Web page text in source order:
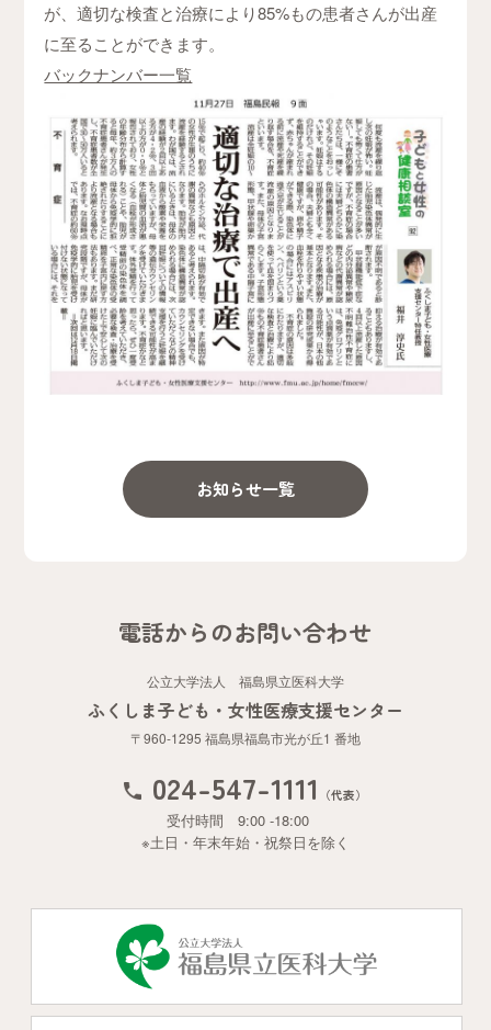
が、適切な検査と治療により85%もの患者さんが出産
に至ることができます。
バックナンバー一覧
お知らせ一覧
電話からのお問い合わせ
公立大学法人 福島県立医科大学
ふくしま子ども・女性医療支援センター
〒960-1295 福島県福島市光が丘1 番地
024-547-1111 （代表）
受付時間 9:00 -18:00
※土日・年末年始・祝祭日を除く